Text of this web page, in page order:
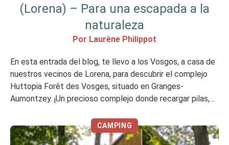
(Lorena) – Para una escapada a la
naturaleza
Por Laurène Philippot
En esta entrada del blog, te llevo a los Vosgos, a casa de
nuestros vecinos de Lorena, para descubrir el complejo
Huttopia Forêt des Vosges, situado en Granges-
Aumontzey. ¡Un precioso complejo donde recargar pilas,
Alsacia! Mi opinión en resumen Me ha gustado No me […]
CAMPING